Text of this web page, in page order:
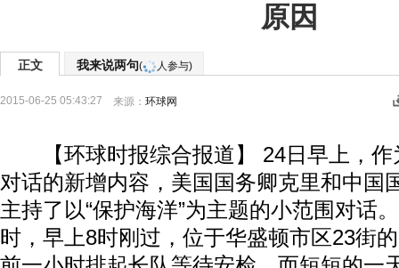
原因
正文 我来说两句( 人参与)
2015-06-25 05:43:27 来源： 环球网
【环球时报综合报道】 24日早上，作
对话的新增内容，美国国务卿克里和中国
主持了以“保护海洋”为主题的小范围对话
时，早上8时刚过，位于华盛顿市区23街